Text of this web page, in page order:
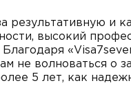
и
высокий
не волноваться о
5 лет, как